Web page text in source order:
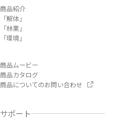
商品紹介
「解体」
「林業」
「環境」
商品ムービー
商品カタログ
商品についてのお問い合わせ
サポート